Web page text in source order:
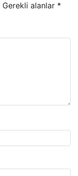
Gerekli alanlar *